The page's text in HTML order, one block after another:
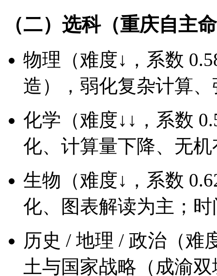
（二）选科（重庆自主
物理（难度↓，系数
造），弱化复杂计算
化学（难度↓↓，系数
化、计算量下降、无
生物（难度↓，系数
化、图表解读为主；
历史 / 地理 / 政治（难
土与国家战略（成渝